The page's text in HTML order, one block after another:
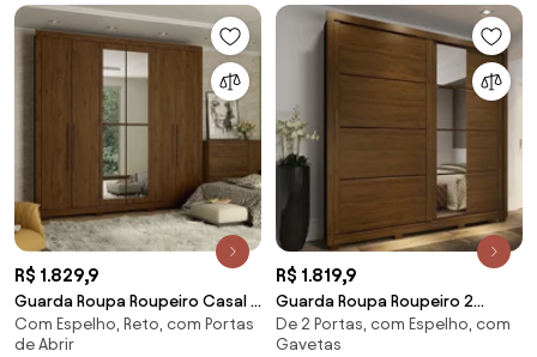
Cor:Rustic/Preto
R$ 1.829,9
Guarda Roupa Roupeiro Casal 6
Portas 4 Gavetas com Espelho
Com Espelho, Reto, com Portas
de Abrir
R$ 1.819,9
Guarda Roupa Roupeiro 2
Portas com Espelho 4 Gaveta
Castanho
De 2 Portas, com Espelho, com
Gavetas